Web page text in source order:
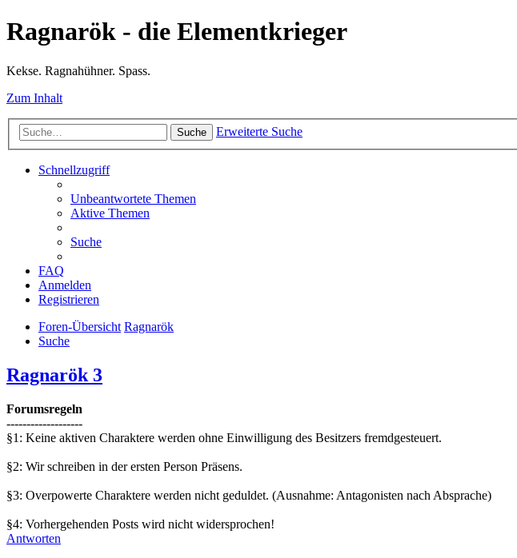
Ragnarök - die Elementkrieger
Kekse. Ragnahühner. Spass.
Zum Inhalt
Suche Erweiterte Suche
Schnellzugriff
Unbeantwortete Themen
Aktive Themen
Suche
FAQ
Anmelden
Registrieren
Foren-Übersicht Ragnarök
Suche
Ragnarök 3
Forumsregeln
-------------------
§1: Keine aktiven Charaktere werden ohne Einwilligung des Besitzers fremdgesteuert.
§2: Wir schreiben in der ersten Person Präsens.
§3: Overpowerte Charaktere werden nicht geduldet. (Ausnahme: Antagonisten nach Absprache)
§4: Vorhergehenden Posts wird nicht widersprochen!
Antworten